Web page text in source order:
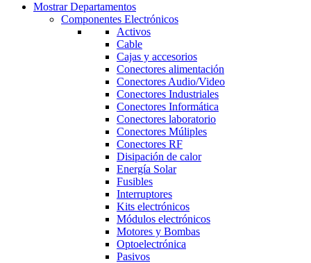
Mostrar Departamentos
Componentes Electrónicos
Activos
Cable
Cajas y accesorios
Conectores alimentación
Conectores Audio/Video
Conectores Industriales
Conectores Informática
Conectores laboratorio
Conectores Múliples
Conectores RF
Disipación de calor
Energía Solar
Fusibles
Interruptores
Kits electrónicos
Módulos electrónicos
Motores y Bombas
Optoelectrónica
Pasivos